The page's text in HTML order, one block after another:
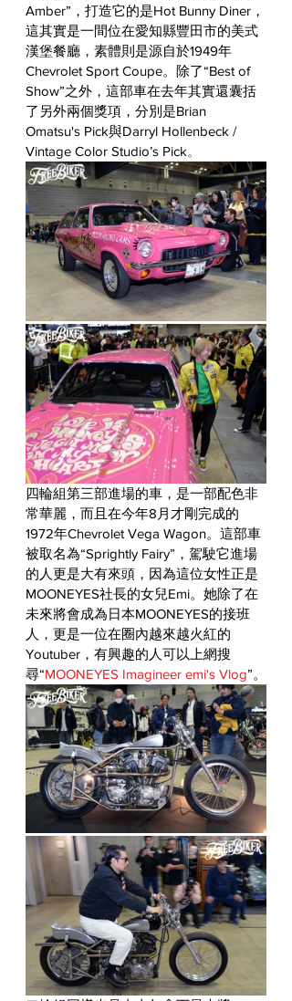
Amber”，打造它的是Hot Bunny Diner，
這其實是一間位在愛知縣豐田市的美式
漢堡餐廳，素體則是源自於1949年
Chevrolet Sport Coupe。除了“Best of
Show”之外，這部車在去年其實還囊括
了另外兩個獎項，分別是Brian
Omatsu's Pick與Darryl Hollenbeck /
Vintage Color Studio’s Pick。
四輪組第三部進場的車，是一部配色非
常華麗，而且在今年8月才剛完成的
1972年Chevrolet Vega Wagon。這部車
被取名為“Sprightly Fairy”，駕駛它進場
的人更是大有來頭，因為這位女性正是
MOONEYES社長的女兒Emi。她除了在
未來將會成為日本MOONEYES的接班
人，更是一位在圈內越來越火紅的
Youtuber，有興趣的人可以上網搜
尋“MOONEYES Imagineer emi's Vlog”。